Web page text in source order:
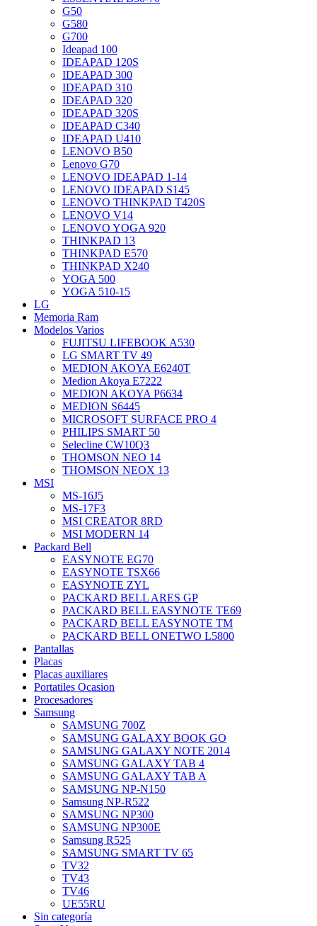
G50
G580
G700
Ideapad 100
IDEAPAD 120S
IDEAPAD 300
IDEAPAD 310
IDEAPAD 320
IDEAPAD 320S
IDEAPAD C340
IDEAPAD U410
LENOVO B50
Lenovo G70
LENOVO IDEAPAD 1-14
LENOVO IDEAPAD S145
LENOVO THINKPAD T420S
LENOVO V14
LENOVO YOGA 920
THINKPAD 13
THINKPAD E570
THINKPAD X240
YOGA 500
YOGA 510-15
LG
Memoria Ram
Modelos Varios
FUJITSU LIFEBOOK A530
LG SMART TV 49
MEDION AKOYA E6240T
Medion Akoya E7222
MEDION AKOYA P6634
MEDION S6445
MICROSOFT SURFACE PRO 4
PHILIPS SMART 50
Selecline CW10Q3
THOMSON NEO 14
THOMSON NEOX 13
MSI
MS-16J5
MS-17F3
MSI CREATOR 8RD
MSI MODERN 14
Packard Bell
EASYNOTE EG70
EASYNOTE TSX66
EASYNOTE ZYL
PACKARD BELL ARES GP
PACKARD BELL EASYNOTE TE69
PACKARD BELL EASYNOTE TM
PACKARD BELL ONETWO L5800
Pantallas
Placas
Placas auxiliares
Portatiles Ocasion
Procesadores
Samsung
SAMSUNG 700Z
SAMSUNG GALAXY BOOK GO
SAMSUNG GALAXY NOTE 2014
SAMSUNG GALAXY TAB 4
SAMSUNG GALAXY TAB A
SAMSUNG NP-N150
Samsung NP-R522
SAMSUNG NP300
SAMSUNG NP300E
Samsung R525
SAMSUNG SMART TV 65
TV32
TV43
TV46
UE55RU
Sin categoría